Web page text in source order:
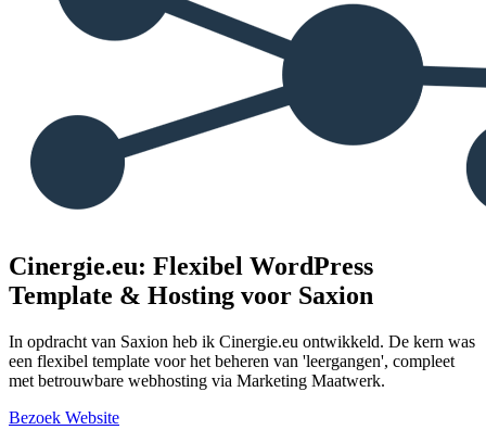
Cinergie.eu: Flexibel WordPress
Template & Hosting voor Saxion
In opdracht van Saxion heb ik Cinergie.eu ontwikkeld. De kern was
een flexibel template voor het beheren van 'leergangen', compleet
met betrouwbare webhosting via Marketing Maatwerk.
Bezoek Website